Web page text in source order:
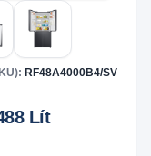
RF48A4000B4/SV
Lít